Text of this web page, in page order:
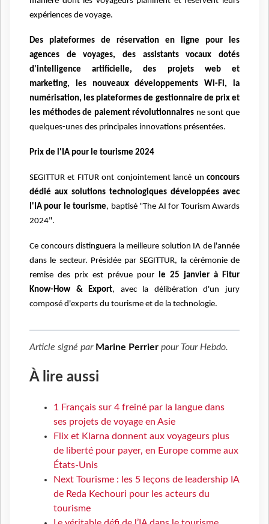
expériences de voyage.
Des plateformes de réservation en ligne pour les
agences de voyages, des assistants vocaux dotés
d'intelligence artificielle, des projets web et
marketing, les nouveaux développements Wi-Fi, la
numérisation, les plateformes de gestionnaire de prix et
les méthodes de paiement révolutionnaires ne sont que
quelques-unes des principales innovations présentées.
Prix de l'IA pour le tourisme 2024
SEGITTUR et FITURont conjointement lancé unconcours
dédié aux solutions technologiques développées avec
l'IA pour le tourisme, baptisé "The AI for Tourism Awards
2024".
Ce concours distinguera la meilleure solution IA de l'année
dans le secteur. Présidée par SEGITTUR, la cérémonie de
remise des prix est prévue pour le 25 janvier à Fitur
Know-How & Export, avec la délibération d'un jury
composé d'experts du tourisme et de la technologie.
Article signé par Marine Perrier pour Tour Hebdo.
À lire aussi
1 Français sur 4 freiné par la langue dans
ses projets de voyage en Asie
Flix et Klarna donnent aux voyageurs plus
de liberté pour payer, en Europe comme aux
États-Unis
Next Tourisme : les 5 leçons de leadership IA
de Reda Kechouri pour les acteurs du
tourisme